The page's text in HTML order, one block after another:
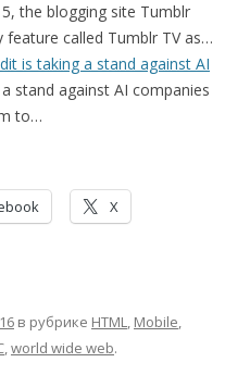
the blogging site Tumblr
feature called Tumblr TV as…
is taking a stand against AI
stand against AI companies
to…
X
в рубрике HTML, Mobile,
,world wide web.